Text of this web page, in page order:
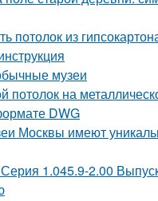
потолок из
музеи
потолок на
DWG
Москвы имеют
1.045.9-2.00